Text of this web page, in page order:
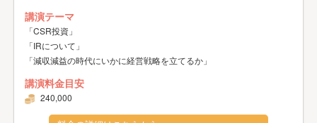
講演テーマ
「CSR投資」
「IRについて」
「減収減益の時代にいかに経営戦略を立てるか」
講演料金目安
240,000